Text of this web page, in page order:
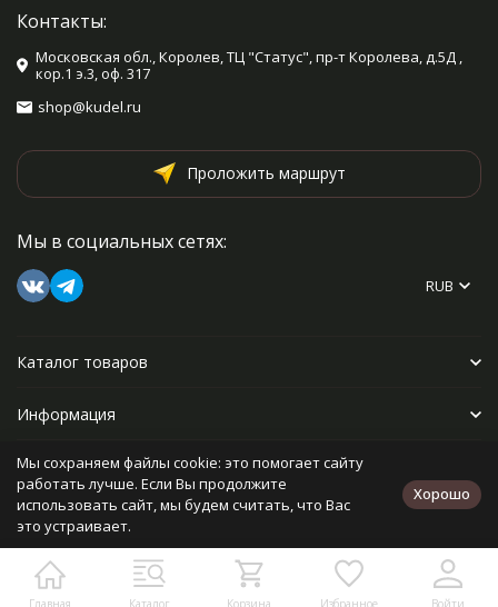
Главная Каталог Корзина Избранное Войти
Контакты:
Московская обл., Королев, ТЦ "Статус", пр-т Королева, д.5Д ,
кор.1 э.3, оф. 317
shop@kudel.ru
Проложить маршрут
Мы в социальных сетях:
RUB
Каталог товаров
Информация
Прочее
Политика персональных данных
Разработано в
bodysite.ru
Мы сохраняем файлы cookie: это помогает сайту
работать лучше. Если Вы продолжите
использовать сайт, мы будем считать, что Вас
это устраивает.
Хорошо